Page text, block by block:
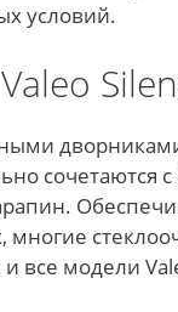
условий.
сочетаются
все модели